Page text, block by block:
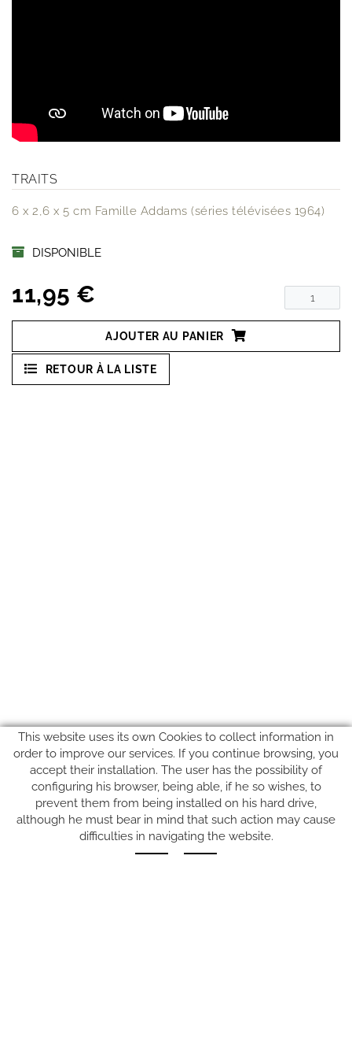
TRAITS
6 x 2,6 x 5 cm Famille Addams (séries télévisées 1964)
DISPONIBLE
11,95 €
AJOUTER AU PANIER
RETOUR À LA LISTE
SUIVEZ-NOUS SUR
This website uses its own Cookies to collect information in
order to improve our services. If you continue browsing, you
accept their installation. The user has the possibility of
configuring his browser, being able, if he so wishes, to
prevent them from being installed on his hard drive,
although he must bear in mind that such action may cause
difficulties in navigating the website.